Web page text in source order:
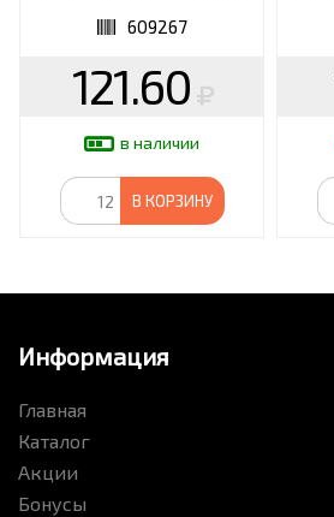
609267
609267
121.60
в наличии
В КОРЗИНУ
Информация
Главная
Каталог
Акции
Бонусы